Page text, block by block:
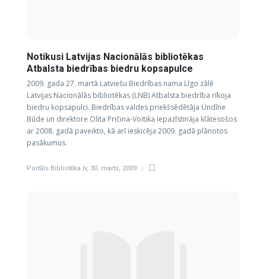
Notikusi Latvijas Nacionālās bibliotēkas
Atbalsta biedrības biedru kopsapulce
2009. gada 27. martā Latviešu Biedrības nama Līgo zālē
Latvijas Nacionālās bibliotēkas (LNB) Atbalsta biedrība rīkoja
biedru kopsapulci. Biedrības valdes priekšsēdētāja Undīne
Būde un direktore Olita Pričina-Voitika iepazīstināja klātesošos
ar 2008. gadā paveikto, kā arī ieskicēja 2009. gadā plānotos
pasākumus.
Portāls Bibliotēka.lv, 30. marts, 2009